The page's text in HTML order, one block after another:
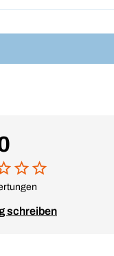
schreiben